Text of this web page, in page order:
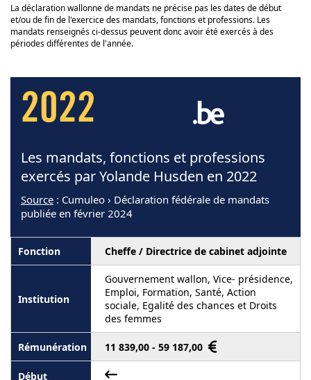
La déclaration wallonne de mandats ne précise pas les dates de début
et/ou de fin de l'exercice des mandats, fonctions et professions. Les
mandats renseignés ci-dessus peuvent donc avoir été exercés à des
périodes différentes de l'année.
2022
Les mandats, fonctions et professions
exercés par Yolande Husden en 2022
Source : Cumuleo › Déclaration fédérale de mandats
publiée en février 2024
Cheffe / Directrice de cabinet adjointe
Gouvernement wallon, Vice- présidence,
Emploi, Formation, Santé, Action
sociale, Egalité des chances et Droits
des femmes
11 839,00 - 59 187,00